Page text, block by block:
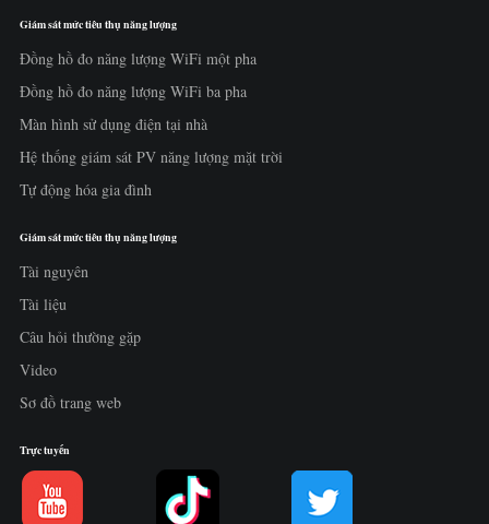
Giám sát mức tiêu thụ năng lượng
Đồng hồ đo năng lượng WiFi một pha
Đồng hồ đo năng lượng WiFi ba pha
Màn hình sử dụng điện tại nhà
Hệ thống giám sát PV năng lượng mặt trời
Tự động hóa gia đình
Giám sát mức tiêu thụ năng lượng
Tài nguyên
Tài liệu
Câu hỏi thường gặp
Video
Sơ đồ trang web
Trực tuyến